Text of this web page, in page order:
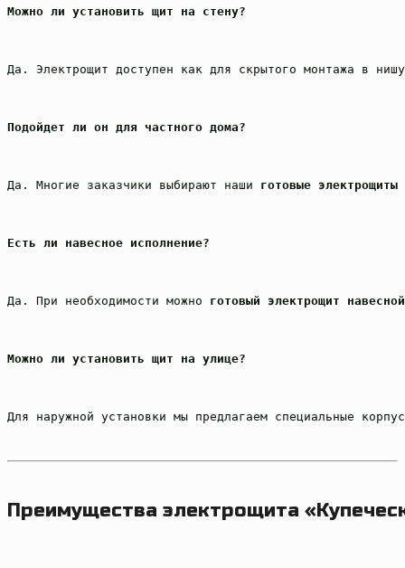
Можно ли установить щит на стену?
Да. Электрощит доступен как для скрытого монтажа в
Подойдет ли он для частного дома?
Да. Многие заказчики выбирают наши готовые
Есть ли навесное исполнение?
Да. При необходимости можно готовый электрощит
Можно ли установить щит на улице?
Для наружной установки мы предлагаем специальные
Преимущества электрощита